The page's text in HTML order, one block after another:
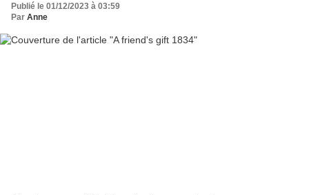
Publié le 01/12/2023 à 03:59
Par Anne